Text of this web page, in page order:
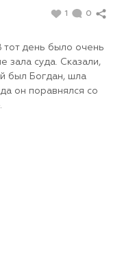
1 0
тот день было очень
зала суда. Сказали,
был Богдан, шла
он поравнялся со